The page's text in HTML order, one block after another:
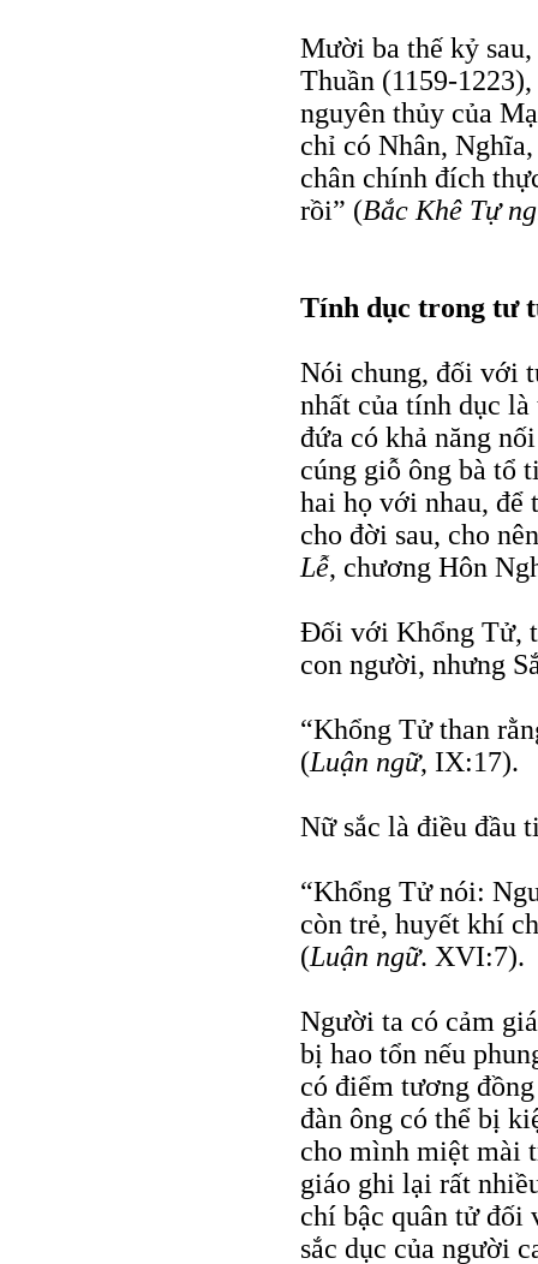
Mười ba thế kỷ
Thuần (1159-
nguyên thủy của
chỉ có Nhân,
chân chính đích
rồi” (Bắc Khê Tự
Tính dục trong tư
Nói chung, đối với
nhất của tính dục
đứa có khả năng
cúng giỗ ông bà tổ
hai họ với nhau,
cho đời sau, cho
Lễ, chương Hôn
Ðối với Khổng Tử,
con người, nhưng
“Khổng Tử than
(Luận ngữ, IX:17).
Nữ sắc là điều đầu
“Khổng Tử nói:
còn trẻ, huyết khí
(Luận ngữ. XVI:7).
Người ta có cảm
bị hao tổn nếu
có điểm tương
đàn ông có thể bị
cho mình miệt mài
giáo ghi lại rất
chí bậc quân tử đối
sắc dục của người